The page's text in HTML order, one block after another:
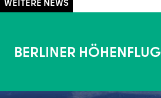
BERLINER HÖHENFLUG